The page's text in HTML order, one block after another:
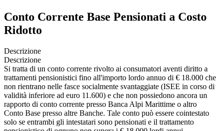
Conto Corrente Base Pensionati a Costo
Ridotto
Descrizione
Descrizione
Si tratta di un conto corrente rivolto ai consumatori aventi diritto a
trattamenti pensionistici fino all'importo lordo annuo di € 18.000 che
non rientrano nelle fasce socialmente svantaggiate (ISEE in corso di
validità inferiore ad euro 11.600) e che non possiedono ancora un
rapporto di conto corrente presso Banca Alpi Marittime o altro
Conto Base presso altre Banche. Tale conto può essere cointestato
solo se entrambi gli intestatari sono pensionati e il trattamento